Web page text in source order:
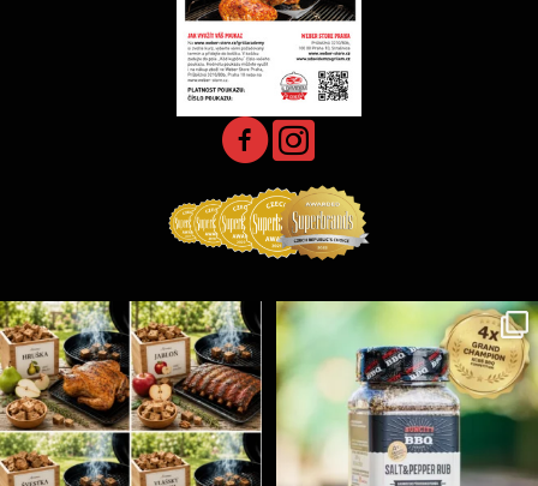
Udící špalíky - BORN TO SMOKE - různé druhy k...
1 0
Koření Suncity – autentická BBQ chuť u vás doma!...
1 0